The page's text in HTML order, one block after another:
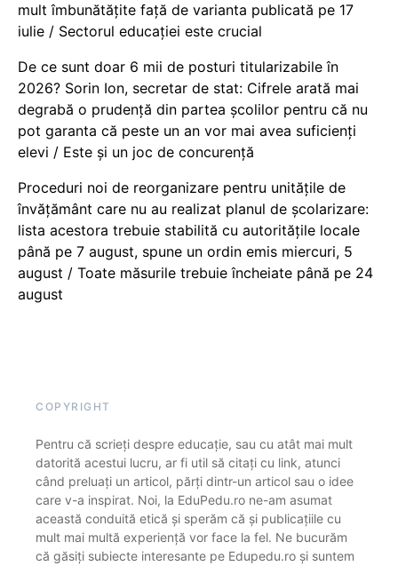
mult îmbunătățite față de varianta publicată pe 17
iulie / Sectorul educației este crucial
De ce sunt doar 6 mii de posturi titularizabile în
2026? Sorin Ion, secretar de stat: Cifrele arată mai
degrabă o prudență din partea școlilor pentru că nu
pot garanta că peste un an vor mai avea suficienți
elevi / Este și un joc de concurență
Proceduri noi de reorganizare pentru unitățile de
învățământ care nu au realizat planul de școlarizare:
lista acestora trebuie stabilită cu autoritățile locale
până pe 7 august, spune un ordin emis miercuri, 5
august / Toate măsurile trebuie încheiate până pe 24
august
COPYRIGHT
Pentru că scrieți despre educație, sau cu atât mai mult
datorită acestui lucru, ar fi util să citați cu link, atunci
când preluați un articol, părți dintr-un articol sau o idee
care v-a inspirat. Noi, la EduPedu.ro ne-am asumat
această conduită etică și sperăm că și publicațiile cu
mult mai multă experiență vor face la fel. Ne bucurăm
că găsiți subiecte interesante pe Edupedu.ro și suntem